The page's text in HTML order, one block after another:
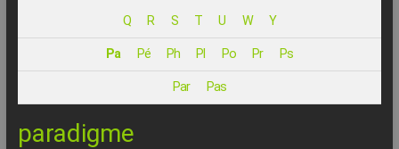
Internet
!
Q R S T U W Y
Pa Pé Ph Pl Po Pr Ps
Par Pas
paradigme